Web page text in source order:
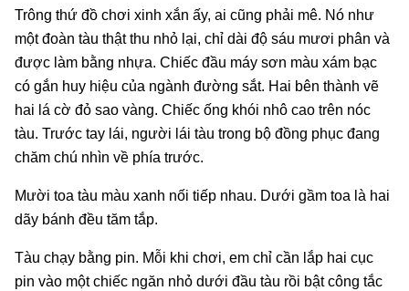
Trông thứ đồ chơi xinh xắn ấy, ai cũng phải mê. Nó như
một đoàn tàu thật thu nhỏ lại, chỉ dài độ sáu mươi phân và
được làm bằng nhựa. Chiếc đầu máy sơn màu xám bạc
có gắn huy hiệu của ngành đường sắt. Hai bên thành vẽ
hai lá cờ đỏ sao vàng. Chiếc ống khói nhô cao trên nóc
tàu. Trước tay lái, người lái tàu trong bộ đồng phục đang
chăm chú nhìn về phía trước.
Mười toa tàu màu xanh nối tiếp nhau. Dưới gầm toa là hai
dãy bánh đều tăm tắp.
Tàu chạy bằng pin. Mỗi khi chơi, em chỉ cần lắp hai cục
pin vào một chiếc ngăn nhỏ dưới đầu tàu rồi bật công tắc